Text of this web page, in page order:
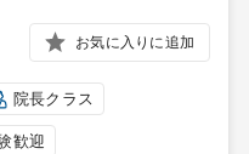
お気に入りに追加
院長クラス
歓迎